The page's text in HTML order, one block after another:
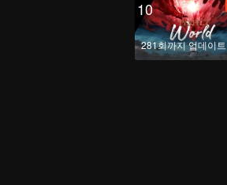
10
281회까지 업데이트